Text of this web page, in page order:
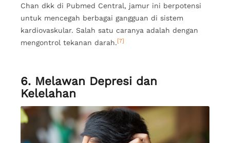
Chan dkk di Pubmed Central, jamur ini berpotensi
untuk mencegah berbagai gangguan di sistem
kardiovaskular. Salah satu caranya adalah dengan
mengontrol tekanan darah.[7]
6. Melawan Depresi dan
Kelelahan